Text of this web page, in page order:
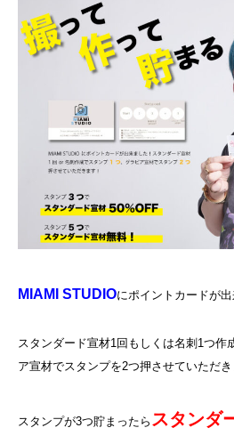
MIAMI STUDIOにポイントカードが出
スタンダード宣材1回もしくは名刺1つ作
ア宣材でスタンプを2つ押させていただき
スタンプが3つ貯まったら スタンダ